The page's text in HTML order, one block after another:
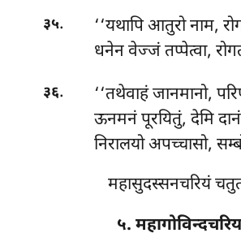
३५.
‘‘यथापि आतुरो नाम,
धनेन वेज्जं तप्पेत्वा,
३६.
‘‘तथेवाहं जानमानो,
ऊनमनं पूरयितुं, देमि
निरालयो अपच्चासो,
महासुदस्सनचरियं
५.